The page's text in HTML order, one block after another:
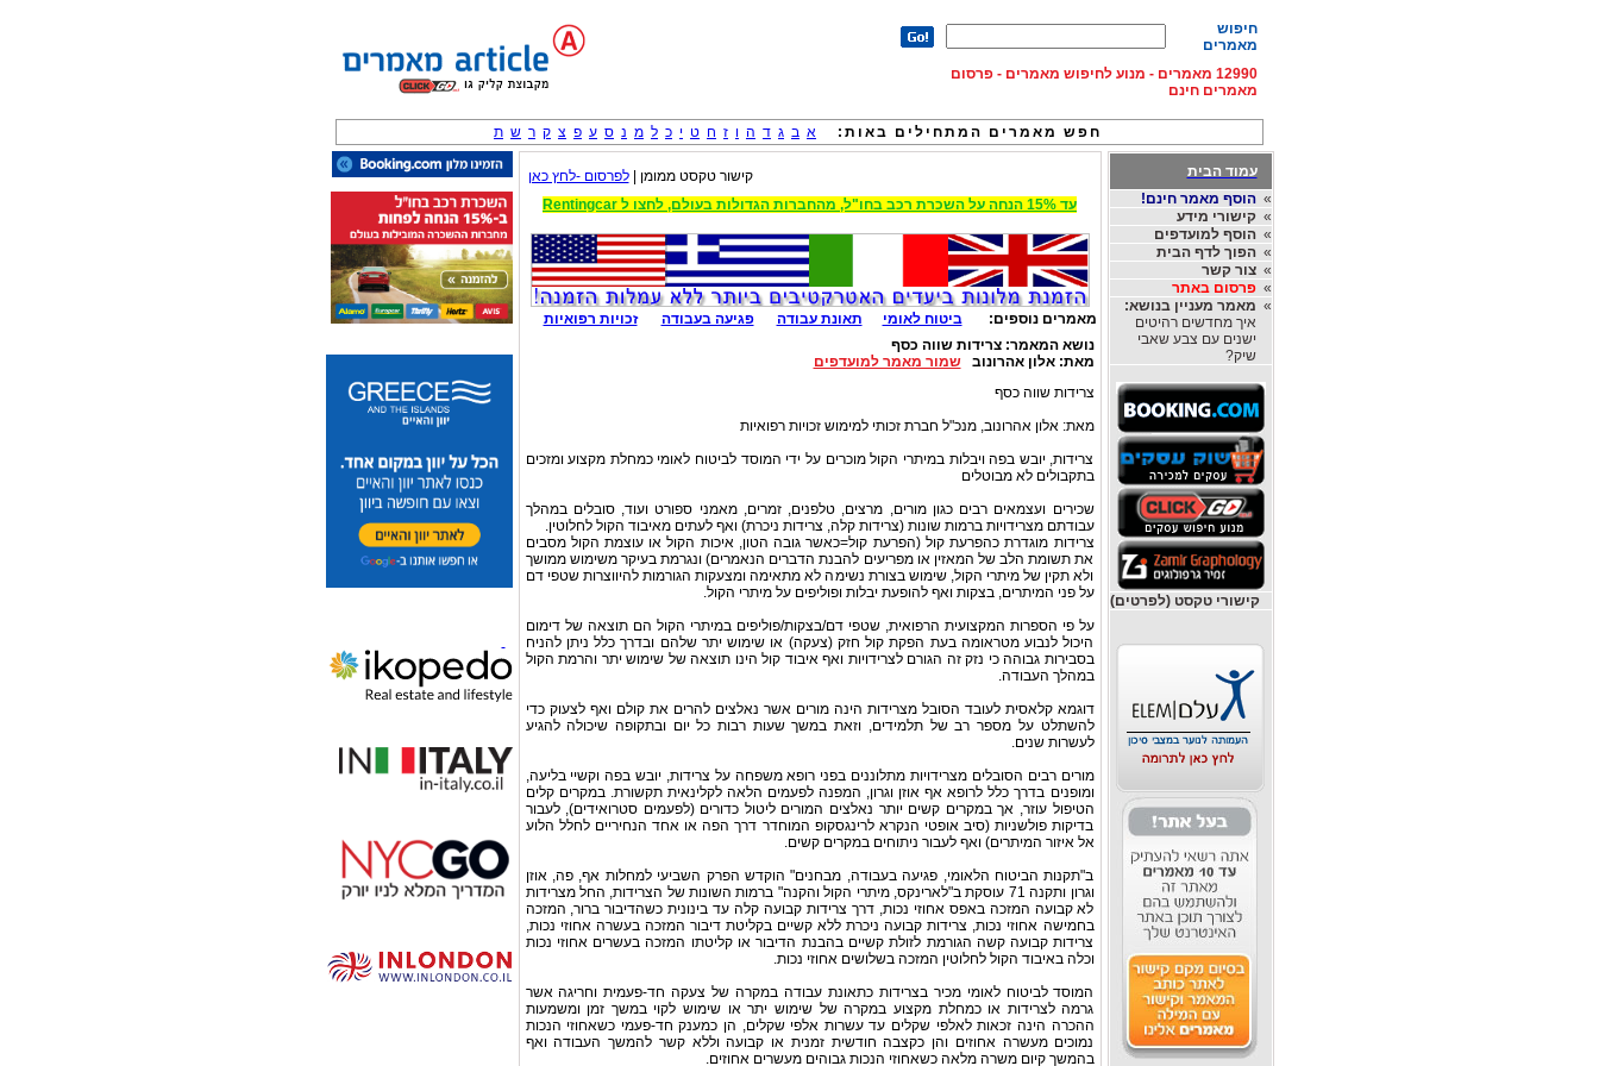
חיפוש
מאמרים
12990 מאמרים - מנוע לחיפוש מאמרים - פרסום
מאמרים חינם
חפש מאמרים המתחילים באות: א ב ג ד ה ו ז ח ט י כ ל מ נ ס ע פ צ ק ר ש ת
עמוד הבית
»הוסף מאמר חינם!
»קישורי מידע
»הוסף למועדפים
»הפוך לדף הבית
»צור קשר
»פרסום באתר
» מאמר מעניין בנושא:
איך מחדשים רהיטים
ישנים עם צבע שאבי
שיק?
קישורי טקסט (לפרטים)
קישור טקסט ממומן |לפרסום -לחץ כאן
עד 15% הנחה על השכרת רכב בחו"ל, מהחברות הגדולות בעולם, לחצו ל Rentingcar
מאמרים נוספים: ביטוח לאומי תאונת עבודה פגיעה בעבודה
זכויות רפואיות
נושא המאמר:צרידות שווה כסף
מאת:אלון אהרונובשמור מאמר למועדפים
צרידות שווה כסף
מאת: אלון אהרונוב, מנכ"ל חברת זכותי למימוש זכויות רפואיות
צרידות, יובש בפה ויבלות במיתרי הקול מוכרים על ידי המוסד לביטוח לאומי כמחלת מקצוע ומזכים
בתקבולים לא מבוטלים
שכירים ועצמאים רבים כגון מורים, מרצים, טלפנים, זמרים, מאמני ספורט ועוד, סובלים במהלך
עבודתם מצרידויות ברמות שונות (צרידות קלה, צרידות ניכרת) ואף לעתים מאיבוד הקול לחלוטין.
צרידות מוגדרת כהפרעת קול (הפרעת קול=כאשר גובה הטון, איכות הקול או עוצמת הקול מסבים
את תשומת הלב של המאזין או מפריעים להבנת הדברים הנאמרים) ונגרמת בעיקר משימוש ממושך
ולא תקין של מיתרי הקול, שימוש בצורת נשימה לא מתאימה ומצעקות הגורמות להיווצרות שטפי דם
על פני המיתרים, בצקות ואף להופעת יבלות ופוליפים על מיתרי הקול.
על פי הספרות המקצועית הרפואית, שטפי דם/בצקות/פוליפים במיתרי הקול הם תוצאה של דימום
היכול לנבוע מטראומה בעת הפקת קול חזק (צעקה) או שימוש יתר שלהם ובדרך כלל ניתן להניח
בסבירות גבוהה כי נזק זה הגורם לצרידויות ואף איבוד קול הינו תוצאה של שימוש יתר והרמת הקול
במהלך העבודה.
דוגמא קלאסית לעובד הסובל מצרידות הינה מורים אשר נאלצים להרים את קולם ואף לצעוק כדי
להשתלט על מספר רב של תלמידים, וזאת במשך שעות רבות כל יום ובתקופה שיכולה להגיע
לעשרות שנים.
מורים רבים הסובלים מצרידויות מתלוננים בפני רופא משפחה על צרידות, יובש בפה וקשיי בליעה,
ומופנים בדרך כלל לרופא אף אוזן וגרון, המפנה לפעמים הלאה לקלינאית תקשורת. במקרים קלים
הטיפול עוזר, אך במקרים קשים יותר נאלצים המורים ליטול כדורים (לפעמים סטרואידים), לעבור
בדיקות פולשניות (סיב אופטי הנקרא לרינגסקופ המוחדר דרך הפה או אחד הנחיריים לחלל הלוע
אל איזור המיתרים) ואף לעבור ניתוחים במקרים קשים.
ב"תקנות הביטוח הלאומי, פגיעה בעבודה, מבחנים" הוקדש הפרק השביעי למחלות אף, פה, אוזן
וגרון ותקנה 71 עוסקת ב"לארינקס, מיתרי הקול והקנה" ברמות השונות של הצרידות, החל מצרידות
לא קבועה המזכה באפס אחוזי נכות, דרך צרידות קבועה קלה עד בינונית כשהדיבור ברור, המזכה
בחמישה אחוזי נכות, צרידות קבועה ניכרת ללא קשיים בקליטת דיבור המזכה בעשרה אחוזי נכות,
צרידות קבועה קשה הגורמת לזולת קשיים בהבנת הדיבור או קליטתו המזכה בעשרים אחוזי נכות
וכלה באיבוד הקול לחלוטין המזכה בשלושים אחוזי נכות.
המוסד לביטוח לאומי מכיר בצרידות כתאונת עבודה במקרה של צעקה חד-פעמית וחריגה אשר
גרמה לצרידות או כמחלת מקצוע במקרה של שימוש יתר או שימוש לקוי במשך זמן ומשמעות
ההכרה הינה זכאות לאלפי שקלים עד עשרות אלפי שקלים, הן כמענק חד-פעמי כשאחוזי הנכות
נמוכים מעשרה אחוזים והן כקצבה חודשית זמנית או קבועה וללא קשר להמשך העבודה ואף
בהמשך קיום משרה מלאה כשאחוזי הנכות גבוהים מעשרים אחוזים.